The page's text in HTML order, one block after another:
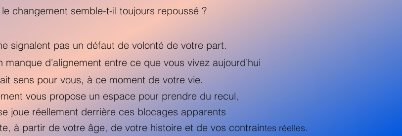
changement semble-t-il toujours repoussé ?
signalent pas un défaut de volonté de votre part.
manque d'alignement entre ce que vous vivez aujourd’hui
sens pour vous, à ce moment de votre vie.
vous propose un espace pour prendre du recul,
joue réellement derrière ces blocages apparents
à partir de votre âge, de votre histoire et de vos contraintes réelles.